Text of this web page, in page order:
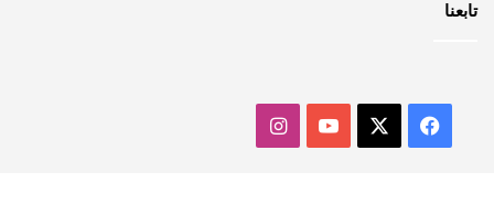
تابعنا
فيسبوك ‫YouTubeانستقرام